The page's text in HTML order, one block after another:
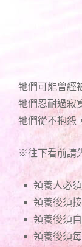
牠們可能曾經
牠們忍耐過寂
牠們從不抱怨
※往下看前請
領養人必
領養後須
領養後須
領養後須